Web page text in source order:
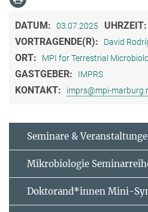
DATUM: 03.07.2025 UHRZEIT:
VORTRAGENDE(R): David
ORT: MPI for Terrestrial
GASTGEBER: IMPRS
KONTAKT: imprs@mpi-
Seminare &
Mikrobiologie
Doktorand*innen Mini-